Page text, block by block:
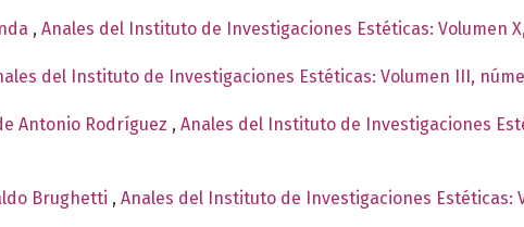
, Anales del Instituto de Investigaciones Estéticas: Volumen
del Instituto de Investigaciones Estéticas: Volumen III,
Antonio Rodríguez , Anales del Instituto de Investigaciones
Brughetti , Anales del Instituto de Investigaciones Estéticas: